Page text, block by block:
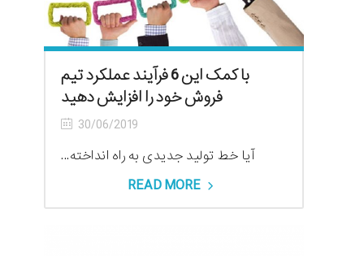
با کمک این 6 فرآیند عملکرد تیم
فروش خود را افزایش دهید
30/06/2019
آیا خط تولید جدیدی به راه انداخته...
READ MORE